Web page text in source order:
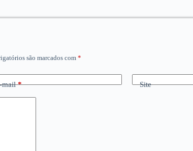
são marcados com*
mail* Site